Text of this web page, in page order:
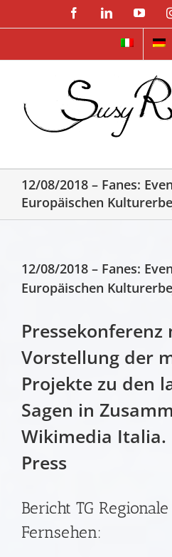
to
FacebookLinkedIn
12/08/2018 – Fanes:
Europäischen
12/08/2018 – Fanes:
Europäischen
Pressekonferenz
Vorstellung der
Projekte zu den
Sagen in
Press
Bericht TG
Fernsehen: